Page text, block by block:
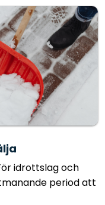
idrottslag och
period att